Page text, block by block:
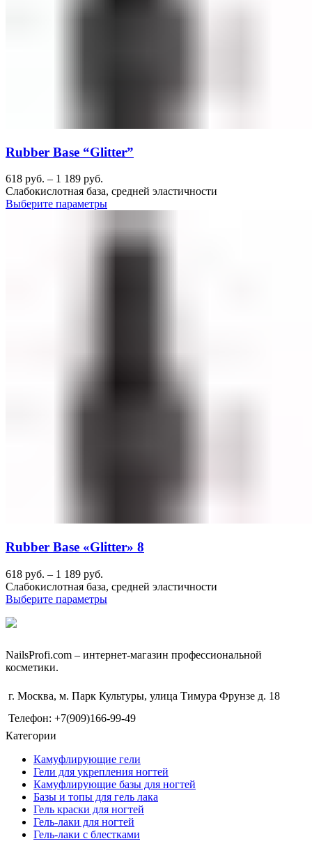
Rubber Base “Glitter”
618 руб. – 1 189 руб.
Слабокислотная база, средней эластичности
Выберите параметры
Rubber Base «Glitter» 8
618 руб. – 1 189 руб.
Слабокислотная база, средней эластичности
Выберите параметры
NailsРrofi.com – интернет-магазин профессиональной
косметики.
г. Москва, м. Парк Культуры, улица Тимура Фрунзе д. 18
Телефон: +7(909)166-99-49
Категории
Камуфлирующие гели
Гели для укрепления ногтей
Камуфлирующие базы для ногтей
Базы и топы для гель лака
Гель краски для ногтей
Гель-лаки для ногтей
Гель-лаки с блестками